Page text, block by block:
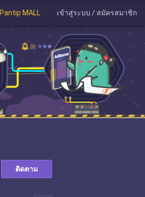
Pantip MALL เข้าสู่ระบบ / สมัครสมาชิก
ติดตาม